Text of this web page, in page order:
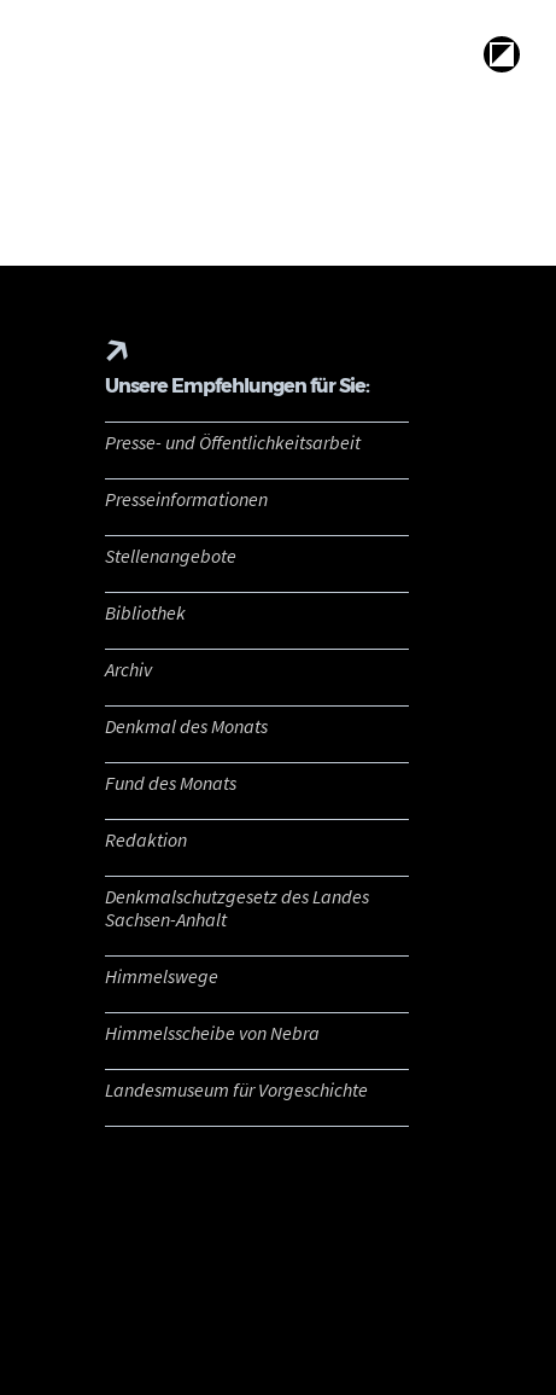
Unsere Empfehlungen für Sie:
Presse- und Öffentlichkeitsarbeit
Presseinformationen
Stellenangebote
Bibliothek
Archiv
Denkmal des Monats
Fund des Monats
Redaktion
Denkmalschutzgesetz des Landes
Sachsen-Anhalt
Himmelswege
Himmelsscheibe von Nebra
Landesmuseum für Vorgeschichte